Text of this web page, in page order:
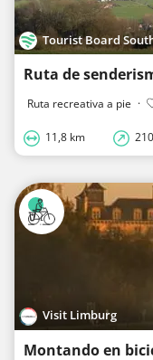
Tourist Board
Ruta recreativa a pie ·
11,8 km
Visit Limburg